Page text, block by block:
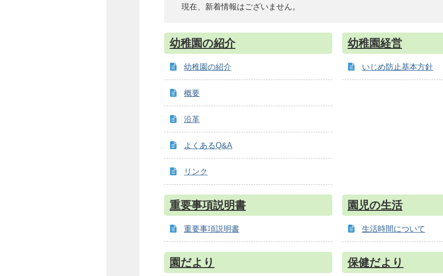
現在、新着情報はございません。
幼稚園の紹介
幼稚園の紹介
概要
沿革
よくあるQ&A
リンク
幼稚園経営
いじめ防止基本方針
重要事項説明書
重要事項説明書
園児の生活
生活時間について
園だより 保健だより